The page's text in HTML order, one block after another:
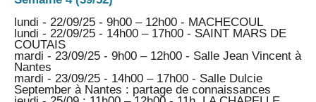
lundi - 22/09/25 - 9h00 – 12h00 - MACHECOUL
lundi - 22/09/25 - 14h00 – 17h00 - SAINT MARS DE
COUTAIS
mardi - 23/09/25 - 9h00 – 12h00 - Salle Jean Vincent à
Nantes
mardi - 23/09/25 - 14h00 – 17h00 - Salle Dulcie
September à Nantes : partage de connaissances